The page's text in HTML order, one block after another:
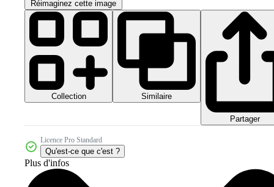
Réimaginez cette image
Collection Similaire
Partager
Licence Pro Standard
Qu'est-ce que c'est ?
Plus d'infos